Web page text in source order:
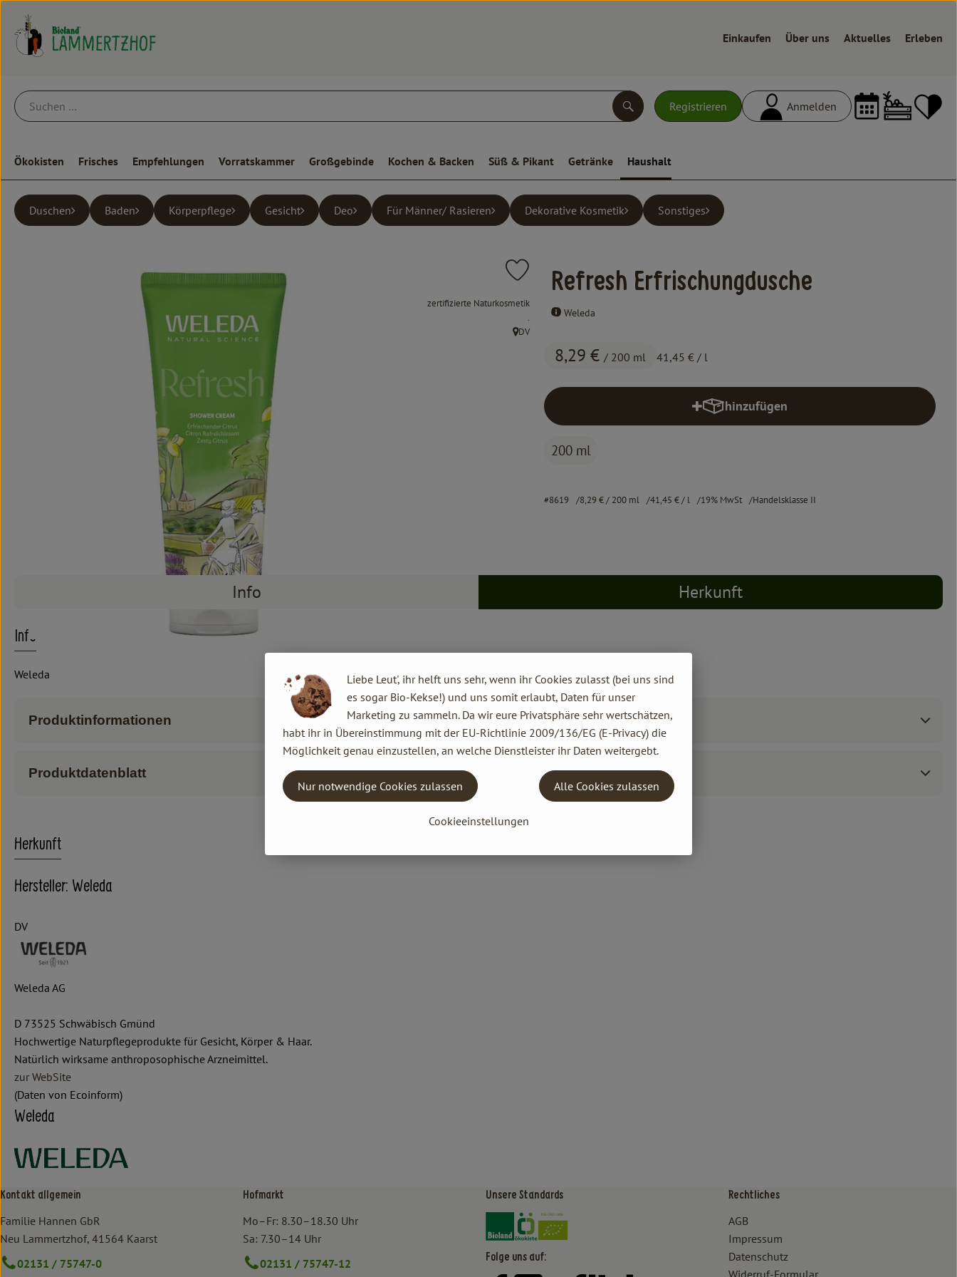
Einkaufen Über uns Aktuelles Erleben
Registrieren Anmelden
Suchen
Ökokisten Frisches Empfehlungen Vorratskammer Großgebinde Kochen & Backen Süß & Pikant Getränke Haushalt
Duschen Baden Körperpflege Gesicht Deo Für Männer/ Rasieren Dekorative Kosmetik Sonstiges
Refresh Erfrischungdusche
Weleda
8,29 € / 200 ml 41,45 € / l
Produkt zu Favouriten hinzufügen
, Verband:
zertifizierte Naturkosmetik
, Kontrollstelle:
.
, Herkunft:
DV
hinzufügen
Produkt zum Warenkorb hinzufügen
200 ml
#8619 8,29 €/ 200 ml 41,45 €/ l 19% MwSt Handelsklasse II
Info Herkunft
Info
Weleda
Produktinformationen
Produktdatenblatt
Herkunft
Hersteller: Weleda
DV
Weleda AG
D 73525 Schwäbisch Gmünd
Hochwertige Naturpflegeprodukte für Gesicht, Körper & Haar.
Natürlich wirksame anthroposophische Arzneimittel.
zur WebSite
(Daten von Ecoinform)
Weleda
Kontakt allgemein
Familie Hannen GbR
Neu Lammertzhof, 41564 Kaarst
02131 / 75747-0
Hofmarkt
Mo–Fr: 8.30–18.30 Uhr
Sa: 7.30–14 Uhr
02131 / 75747-12
Unsere Standards
Externer Link zu https://www.bioland.de/verbraucher
Externer Link zu https://www.oekokiste.de/
Folge uns auf:
Rechtliches
AGB
Impressum
Datenschutz
Liebe Leut', ihr helft uns sehr, wenn ihr Cookies zulasst (bei uns sind
es sogar Bio-Kekse!) und uns somit erlaubt, Daten für unser
Marketing zu sammeln. Da wir eure Privatsphäre sehr wertschätzen,
habt ihr in Übereinstimmung mit der EU-Richtlinie 2009/136/EG (E-Privacy) die
Möglichkeit genau einzustellen, an welche Dienstleister ihr Daten weitergebt.
Cookieeinstellungen
Nur notwendige Cookies zulassen Alle Cookies zulassen